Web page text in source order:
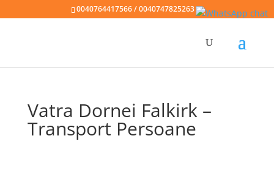
0040764417566 / 0040747825263
Vatra Dornei Falkirk –
Transport Persoane